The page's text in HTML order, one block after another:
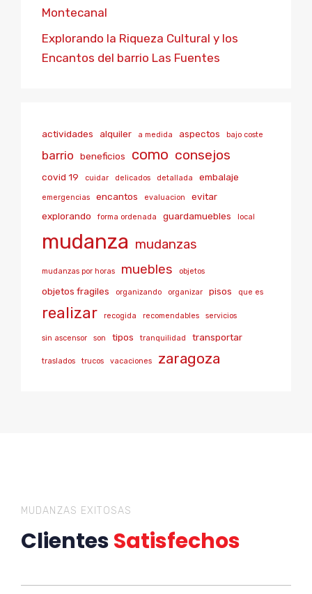
Montecanal
Explorando la Riqueza Cultural y los
Encantos del barrio Las Fuentes
actividades alquiler a medida aspectos bajo coste
barrio beneficios como consejos
covid 19 cuidar delicados detallada embalaje
emergencias encantos evaluacion
evitar
explorando
forma ordenada guardamuebles local
mudanza mudanzas
mudanzas por horas muebles objetos
objetos fragiles organizando organizar pisos que es
realizar recogida recomendables servicios
sin ascensor son tipos tranquilidad transportar
traslados trucos vacaciones zaragoza
MUDANZAS EXITOSAS
ClientesSatisfechos